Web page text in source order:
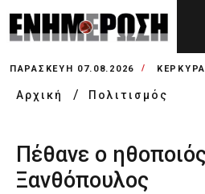
ΠΑΡΑΣΚΕΥΉ 07.08.2026 ΚΕΡΚΥΡΑ
Αρχική Πολιτισμός
Πέθανε ο
Ξανθόπουλος